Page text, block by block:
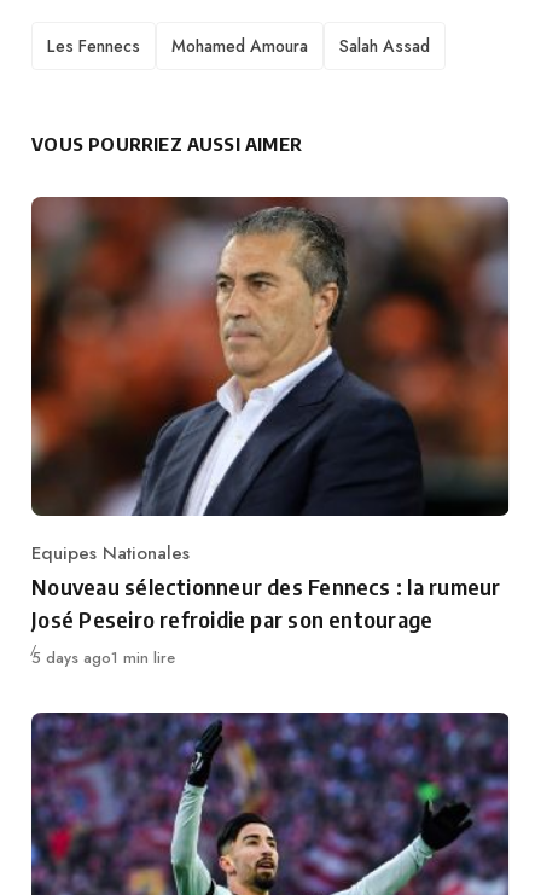
Les Fennecs Mohamed Amoura Salah Assad
VOUS POURRIEZ AUSSI AIMER
Category
Equipes Nationales
Nouveau sélectionneur des Fennecs : la rumeur
José Peseiro refroidie par son entourage
Publié
5 days ago1 min lire